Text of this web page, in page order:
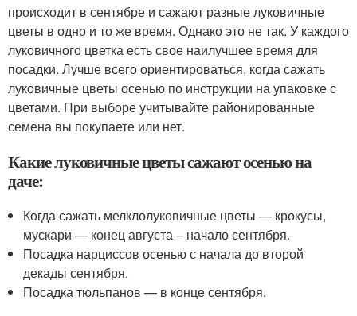
происходит в сентябре и сажают разные луковичные
цветы в одно и то же время. Однако это не так. У каждого
луковичного цветка есть свое наилучшее время для
посадки. Лучше всего ориентироваться, когда сажать
луковичные цветы осенью по инструкции на упаковке с
цветами. При выборе учитывайте районированные
семена вы покупаете или нет.
Какие луковичные цветы сажают осенью на
даче:
Когда сажать мелклолуковичные цветы — крокусы,
мускари — конец августа – начало сентября.
Посадка нарциссов осенью с начала до второй
декады сентября.
Посадка тюльпанов — в конце сентября.